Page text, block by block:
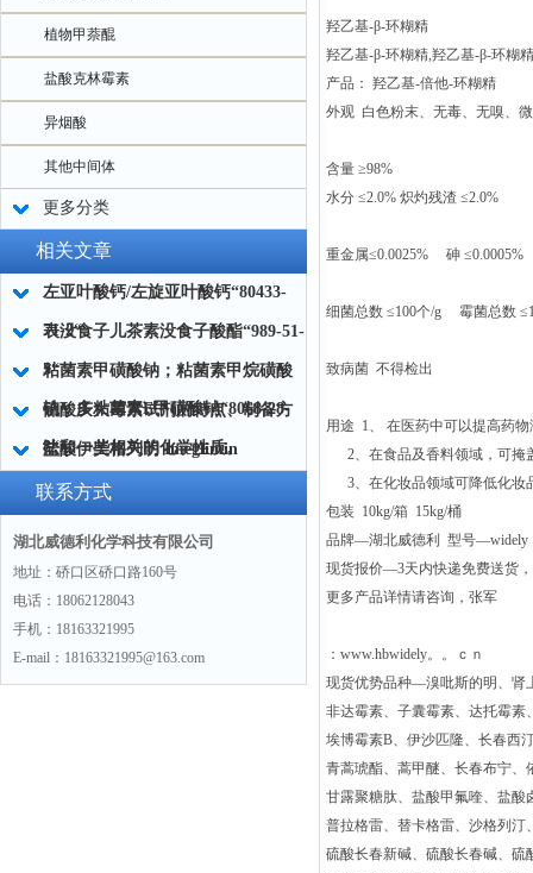
植物甲萘醌
盐酸克林霉素
异烟酸
其他中间体
更多分类
相关文章
左亚叶酸钙/左旋亚叶酸钙“80433-
71-2“
表没食子儿茶素没食子酸酯“989-51-
5“
粘菌素甲磺酸钠；粘菌素甲烷磺酸
钠；多粘菌素E甲磺酸钠“8068-28-
8“
硫酸庆大霉素试剂的特点、制备方
法和一些相关的化学性质。
盐酸伊美格列明 Imeglimin
(hydrochloride)“775351-61-6“
联系方式
湖北威德利化学科技有限公司
地址：硚口区硚口路160号
电话：18062128043
手机：18163321995
E-mail：18163321995@163.com
羟乙基-β-环糊精
羟乙基-β-环糊精,羟乙基-β-环糊
产品： 羟乙基-倍他-环糊精
外观 白色粉末、无毒、无嗅、
含量 ≥98%
水分 ≤2.0% 炽灼残渣 ≤2.0%
重金属≤0.0025% 砷 ≤0.0005%
细菌总数 ≤100个/g 霉菌总数
致病菌 不得检出
用途 1、 在医药中可以提高药
2、在食品及香料领域，可掩
3、在化妆品领域可降低化妆
包装 10kg/箱 15kg/桶
品牌—湖北威德利 型号—widely
现货报价—3天内快递免费送货
更多产品详情请咨询，张军
：www.hbwidely。。ｃｎ
现货优势品种—溴吡斯的明、肾
非达霉素、子囊霉素、达托霉素
埃博霉素B、伊沙匹隆、长春西
青蒿琥酯、蒿甲醚、长春布宁
甘露聚糖肽、盐酸甲氟喹、盐酸
普拉格雷、替卡格雷、沙格列汀
硫酸长春新碱、硫酸长春碱、硫